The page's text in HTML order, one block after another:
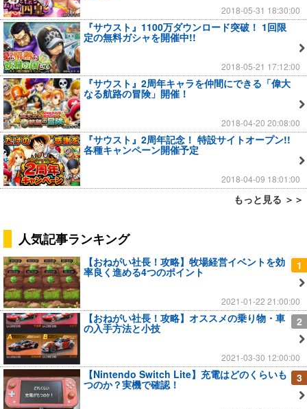
2018-05-31 18:30:00
『サウスト』1100万ダウンロード突破！ 1回限
定の無料ガシャを開催中!!
2018-05-21 17:12:00
『サウスト』2周年キャラを仲間にできる「偉大
なる航路の冒険」開催！
2018-04-20 20:08:00
『サウスト』2周年記念！ 特設サイトオープン!!
各種キャンペーン開催予定
2018-04-09 18:01:00
もっと見る ＞＞
人気記事ランキング
1
【おねがい社長！攻略】牧場経営イベントを効
率良く進める4つのポイント
2021-01-22 21:00:00
2
【おねがい社長！攻略】オススメの乗り物・車
の入手方法と小技
2021-03-30 12:00:00
3
【Nintendo Switch Lite】充電はどのくらいも
つのか？実機で確認！